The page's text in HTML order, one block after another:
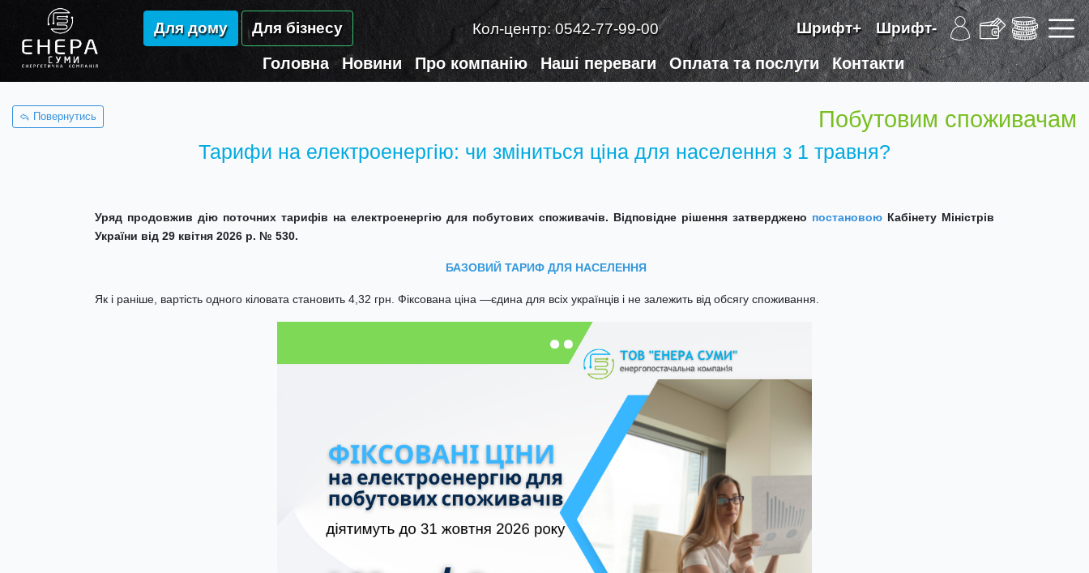
Для дому Для бізнесу Кол-центр:0542-77-99-00 Шрифт+ Шрифт-
Головна Новини Про компанію Наші переваги Оплата та послуги Контакти
Повернутись Побутовим споживачам
Тарифи на електроенергію: чи зміниться ціна для населення з 1 травня?
Уряд продовжив дію поточних тарифів на електроенергію для побутових споживачів. Відповідне рішення затверджено постановою Кабінету Міністрів
України від 29 квітня 2026 р. № 530.
БАЗОВИЙ ТАРИФ ДЛЯ НАСЕЛЕННЯ
Як і раніше, вартість одного кіловата становить 4,32 грн. Фіксована ціна —єдина для всіх українців і не залежить від обсягу споживання.